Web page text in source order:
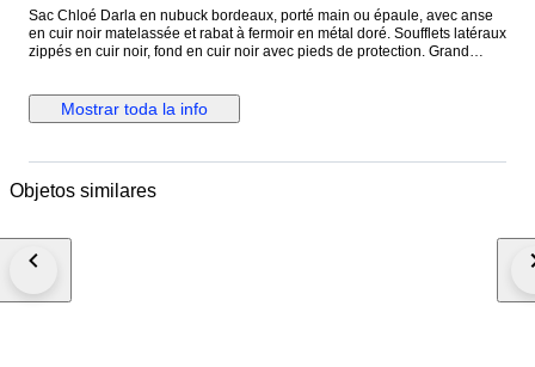
Sac Chloé Darla en nubuck bordeaux, porté main ou épaule, avec anse
en cuir noir matelassée et rabat à fermoir en métal doré. Soufflets latéraux
zippés en cuir noir, fond en cuir noir avec pieds de protection. Grand
des ventes privées. Légère patine du nubuck signalée.
Mostrar toda la info
Objetos similares